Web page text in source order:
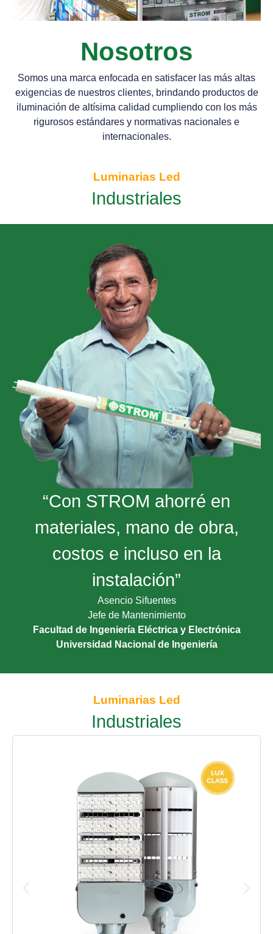
Nosotros
Somos una marca enfocada en satisfacer las más altas
exigencias de nuestros clientes, brindando productos de
iluminación de altísima calidad cumpliendo con los más
rigurosos estándares y normativas nacionales e
internacionales.
Luminarias Led
Industriales
“Con STROM ahorré en
materiales, mano de obra,
costos e incluso en la
instalación”
Asencio Sifuentes
Jefe de Mantenimiento
Facultad de Ingeniería Eléctrica y Electrónica
Universidad Nacional de Ingeniería
Luminarias Led
Industriales